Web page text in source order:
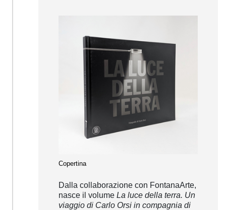
Copertina
Dalla collaborazione con FontanaArte,
nasce il volume La luce della terra. Un
viaggio di Carlo Orsi in compagnia di